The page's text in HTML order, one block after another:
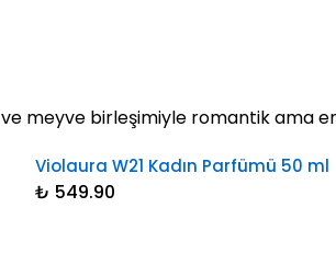
meyve birleşimiyle romantik ama
Violaura W21 Kadın Parfümü 50 ml
₺ 549.90